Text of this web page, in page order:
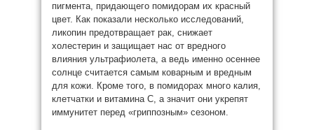
пигмента, придающего помидорам их красный
цвет. Как показали несколько исследований,
ликопин предотвращает рак, снижает
холестерин и защищает нас от вредного
влияния ультрафиолета, а ведь именно осеннее
солнце считается самым коварным и вредным
для кожи. Кроме того, в помидорах много калия,
клетчатки и витамина С, а значит они укрепят
иммунитет перед «гриппозным» сезоном.